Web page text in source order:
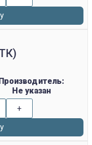
Не указан
+